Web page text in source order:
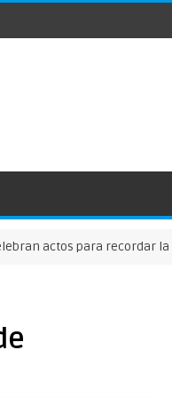
para recordar la